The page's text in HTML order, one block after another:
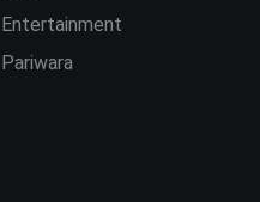
Entertainment
Pariwara